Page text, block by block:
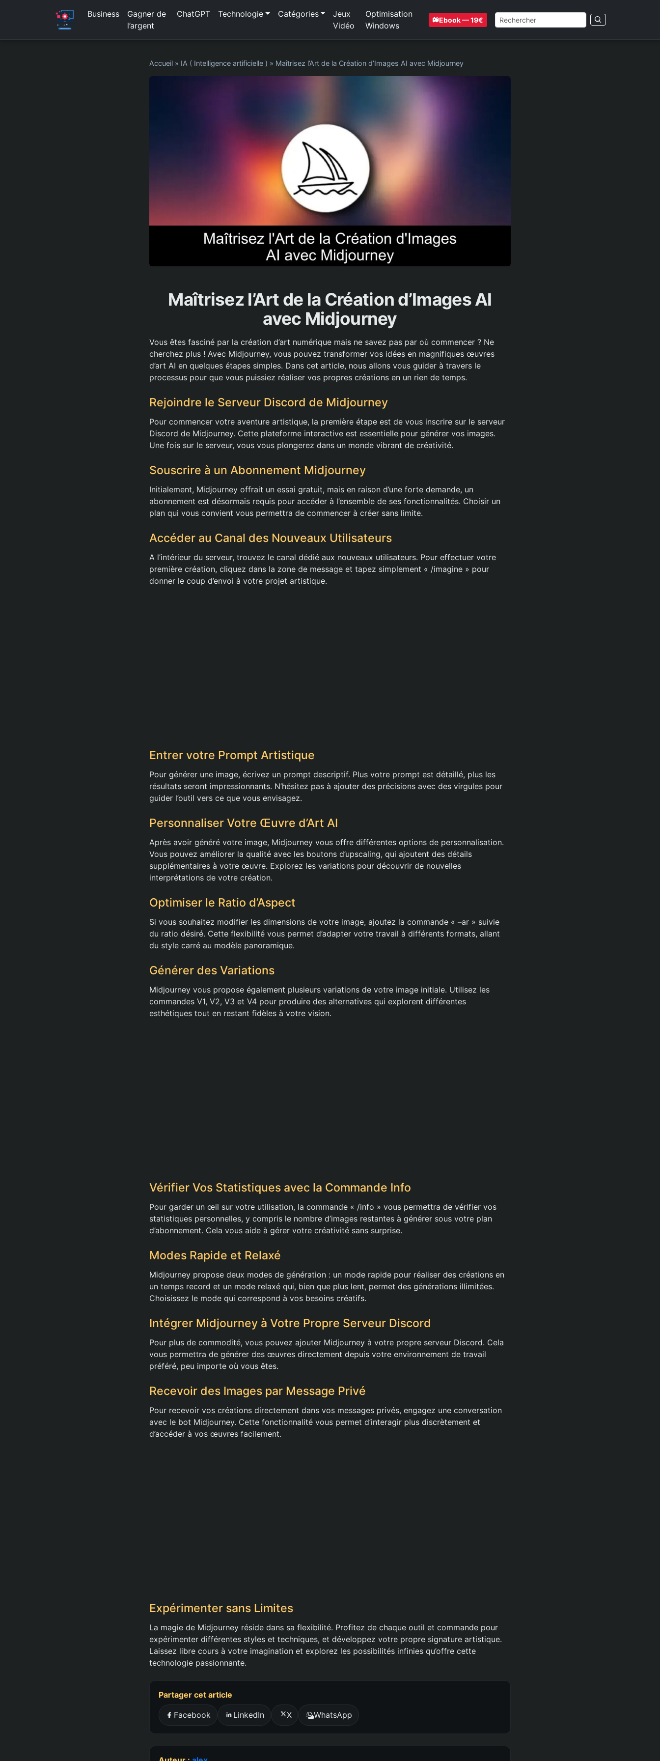
Business
Gagner de
l’argent
ChatGPT Technologie Catégories
Jeux
Vidéo
Optimisation
Windows
Ebook — 19€
Accueil » IA ( Intelligence artificielle ) » Maîtrisez l’Art de la Création d’Images AI avec Midjourney
Maîtrisez l’Art de la Création d’Images AI
avec Midjourney
Vous êtes fasciné par la création d’art numérique mais ne savez pas par où commencer ? Ne
cherchez plus ! Avec Midjourney, vous pouvez transformer vos idées en magnifiques œuvres
d’art AI en quelques étapes simples. Dans cet article, nous allons vous guider à travers le
processus pour que vous puissiez réaliser vos propres créations en un rien de temps.
Rejoindre le Serveur Discord de Midjourney
Pour commencer votre aventure artistique, la première étape est de vous inscrire sur le serveur
Discord de Midjourney. Cette plateforme interactive est essentielle pour générer vos images.
Une fois sur le serveur, vous vous plongerez dans un monde vibrant de créativité.
Souscrire à un Abonnement Midjourney
Initialement, Midjourney offrait un essai gratuit, mais en raison d’une forte demande, un
abonnement est désormais requis pour accéder à l’ensemble de ses fonctionnalités. Choisir un
plan qui vous convient vous permettra de commencer à créer sans limite.
Accéder au Canal des Nouveaux Utilisateurs
A l’intérieur du serveur, trouvez le canal dédié aux nouveaux utilisateurs. Pour effectuer votre
première création, cliquez dans la zone de message et tapez simplement « /imagine » pour
donner le coup d’envoi à votre projet artistique.
Entrer votre Prompt Artistique
Pour générer une image, écrivez un prompt descriptif. Plus votre prompt est détaillé, plus les
résultats seront impressionnants. N’hésitez pas à ajouter des précisions avec des virgules pour
guider l’outil vers ce que vous envisagez.
Personnaliser Votre Œuvre d’Art AI
Après avoir généré votre image, Midjourney vous offre différentes options de personnalisation.
Vous pouvez améliorer la qualité avec les boutons d’upscaling, qui ajoutent des détails
supplémentaires à votre œuvre. Explorez les variations pour découvrir de nouvelles
interprétations de votre création.
Optimiser le Ratio d’Aspect
Si vous souhaitez modifier les dimensions de votre image, ajoutez la commande « –ar » suivie
du ratio désiré. Cette flexibilité vous permet d’adapter votre travail à différents formats, allant
du style carré au modèle panoramique.
Générer des Variations
Midjourney vous propose également plusieurs variations de votre image initiale. Utilisez les
commandes V1, V2, V3 et V4 pour produire des alternatives qui explorent différentes
esthétiques tout en restant fidèles à votre vision.
Vérifier Vos Statistiques avec la Commande Info
Pour garder un œil sur votre utilisation, la commande « /info » vous permettra de vérifier vos
statistiques personnelles, y compris le nombre d’images restantes à générer sous votre plan
d’abonnement. Cela vous aide à gérer votre créativité sans surprise.
Modes Rapide et Relaxé
Midjourney propose deux modes de génération : un mode rapide pour réaliser des créations en
un temps record et un mode relaxé qui, bien que plus lent, permet des générations illimitées.
Choisissez le mode qui correspond à vos besoins créatifs.
Intégrer Midjourney à Votre Propre Serveur Discord
Pour plus de commodité, vous pouvez ajouter Midjourney à votre propre serveur Discord. Cela
vous permettra de générer des œuvres directement depuis votre environnement de travail
préféré, peu importe où vous êtes.
Recevoir des Images par Message Privé
Pour recevoir vos créations directement dans vos messages privés, engagez une conversation
avec le bot Midjourney. Cette fonctionnalité vous permet d’interagir plus discrètement et
d’accéder à vos œuvres facilement.
Expérimenter sans Limites
La magie de Midjourney réside dans sa flexibilité. Profitez de chaque outil et commande pour
expérimenter différentes styles et techniques, et développez votre propre signature artistique.
Laissez libre cours à votre imagination et explorez les possibilités infinies qu’offre cette
technologie passionnante.
Partager cet article
Facebook LinkedIn X WhatsApp